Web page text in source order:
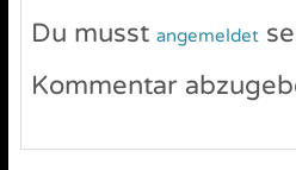
Du musst angemeldet
Kommentar